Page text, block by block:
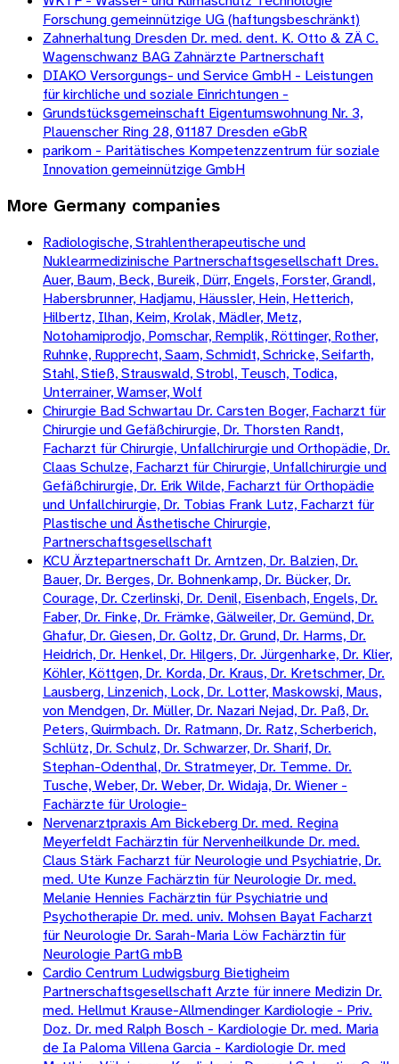
Forschung gemeinnützige UG (haftungsbeschränkt)
Zahnerhaltung Dresden Dr. med. dent. K. Otto & ZÄ C.
Wagenschwanz BAG Zahnärzte Partnerschaft
DIAKO Versorgungs- und Service GmbH - Leistungen
für kirchliche und soziale Einrichtungen -
Grundstücksgemeinschaft Eigentumswohnung Nr. 3,
Plauenscher Ring 28, 01187 Dresden eGbR
parikom - Paritätisches Kompetenzzentrum für soziale
Innovation gemeinnützige GmbH
More Germany companies
Radiologische, Strahlentherapeutische und
Nuklearmedizinische Partnerschaftsgesellschaft Dres.
Auer, Baum, Beck, Bureik, Dürr, Engels, Forster, Grandl,
Habersbrunner, Hadjamu, Häussler, Hein, Hetterich,
Hilbertz, Ilhan, Keim, Krolak, Mädler, Metz,
Notohamiprodjo, Pomschar, Remplik, Röttinger, Rother,
Ruhnke, Rupprecht, Saam, Schmidt, Schricke, Seifarth,
Stahl, Stieß, Strauswald, Strobl, Teusch, Todica,
Unterrainer, Wamser, Wolf
Chirurgie Bad Schwartau Dr. Carsten Boger, Facharzt für
Chirurgie und Gefäßchirurgie, Dr. Thorsten Randt,
Facharzt für Chirurgie, Unfallchirurgie und Orthopädie, Dr.
Claas Schulze, Facharzt für Chirurgie, Unfallchirurgie und
Gefäßchirurgie, Dr. Erik Wilde, Facharzt für Orthopädie
und Unfallchirurgie, Dr. Tobias Frank Lutz, Facharzt für
Plastische und Ästhetische Chirurgie,
Partnerschaftsgesellschaft
KCU Ärztepartnerschaft Dr. Arntzen, Dr. Balzien, Dr.
Bauer, Dr. Berges, Dr. Bohnenkamp, Dr. Bücker, Dr.
Courage, Dr. Czerlinski, Dr. Denil, Eisenbach, Engels, Dr.
Faber, Dr. Finke, Dr. Främke, Gälweiler, Dr. Gemünd, Dr.
Ghafur, Dr. Giesen, Dr. Goltz, Dr. Grund, Dr. Harms, Dr.
Heidrich, Dr. Henkel, Dr. Hilgers, Dr. Jürgenharke, Dr. Klier,
Köhler, Köttgen, Dr. Korda, Dr. Kraus, Dr. Kretschmer, Dr.
Lausberg, Linzenich, Lock, Dr. Lotter, Maskowski, Maus,
von Mendgen, Dr. Müller, Dr. Nazari Nejad, Dr. Paß, Dr.
Peters, Quirmbach. Dr. Ratmann, Dr. Ratz, Scherberich,
Schlütz, Dr. Schulz, Dr. Schwarzer, Dr. Sharif, Dr.
Stephan-Odenthal, Dr. Stratmeyer, Dr. Temme. Dr.
Tusche, Weber, Dr. Weber, Dr. Widaja, Dr. Wiener -
Fachärzte für Urologie-
Nervenarztpraxis Am Bickeberg Dr. med. Regina
Meyerfeldt Fachärztin für Nervenheilkunde Dr. med.
Claus Stärk Facharzt für Neurologie und Psychiatrie, Dr.
med. Ute Kunze Fachärztin für Neurologie Dr. med.
Melanie Hennies Fachärztin für Psychiatrie und
Psychotherapie Dr. med. univ. Mohsen Bayat Facharzt
für Neurologie Dr. Sarah-Maria Löw Fachärztin für
Neurologie PartG mbB
Cardio Centrum Ludwigsburg Bietigheim
Partnerschaftsgesellschaft Arzte für innere Medizin Dr.
med. Hellmut Krause-Allmendinger Kardiologie - Priv.
Doz. Dr. med Ralph Bosch - Kardiologie Dr. med. Maria
de Ia Paloma Villena Garcia - Kardiologie Dr. med